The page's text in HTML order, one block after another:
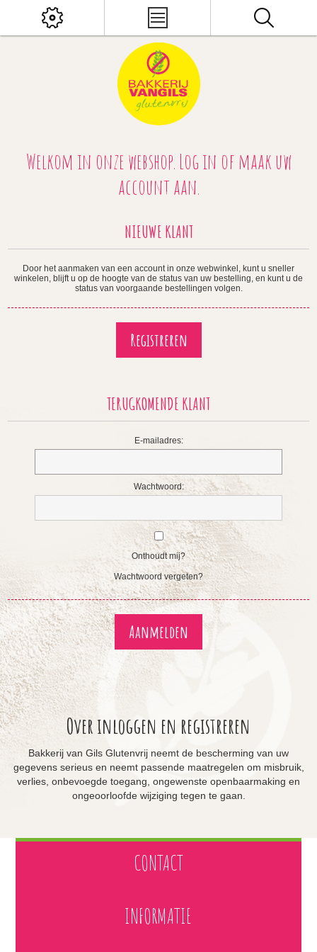
Welkom in onze webshop. Log in of maak uw
account aan.
NIEUWE KLANT
Door het aanmaken van een account in onze webwinkel, kunt u sneller
winkelen, blijft u op de hoogte van de status van uw bestelling, en kunt u de
status van voorgaande bestellingen volgen.
TERUGKOMENDE KLANT
E-mailadres:
Wachtwoord:
Onthoudt mij?
Wachtwoord vergeten?
Over inloggen en registreren
Bakkerij van Gils Glutenvrij neemt de bescherming van uw
gegevens serieus en neemt passende maatregelen om misbruik,
verlies, onbevoegde toegang, ongewenste openbaarmaking en
ongeoorloofde wijziging tegen te gaan.
CONTACT
INFORMATIE